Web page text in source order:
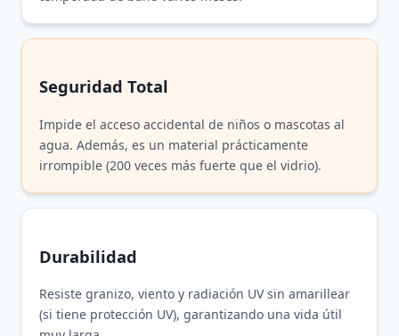
Seguridad Total
Impide el acceso accidental de niños o mascotas al
agua. Además, es un material prácticamente
irrompible (200 veces más fuerte que el vidrio).
Durabilidad
Resiste granizo, viento y radiación UV sin amarillear
(si tiene protección UV), garantizando una vida útil